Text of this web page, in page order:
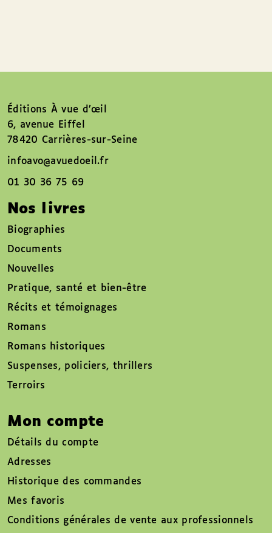
Éditions À vue d’œil
6, avenue Eiffel
78420 Carrières-sur-Seine
infoavo@avuedoeil.fr
01 30 36 75 69
Nos livres
Biographies
Documents
Nouvelles
Pratique, santé et bien-être
Récits et témoignages
Romans
Romans historiques
Suspenses, policiers, thrillers
Terroirs
Mon compte
Détails du compte
Adresses
Historique des commandes
Mes favoris
Conditions générales de vente aux professionnels